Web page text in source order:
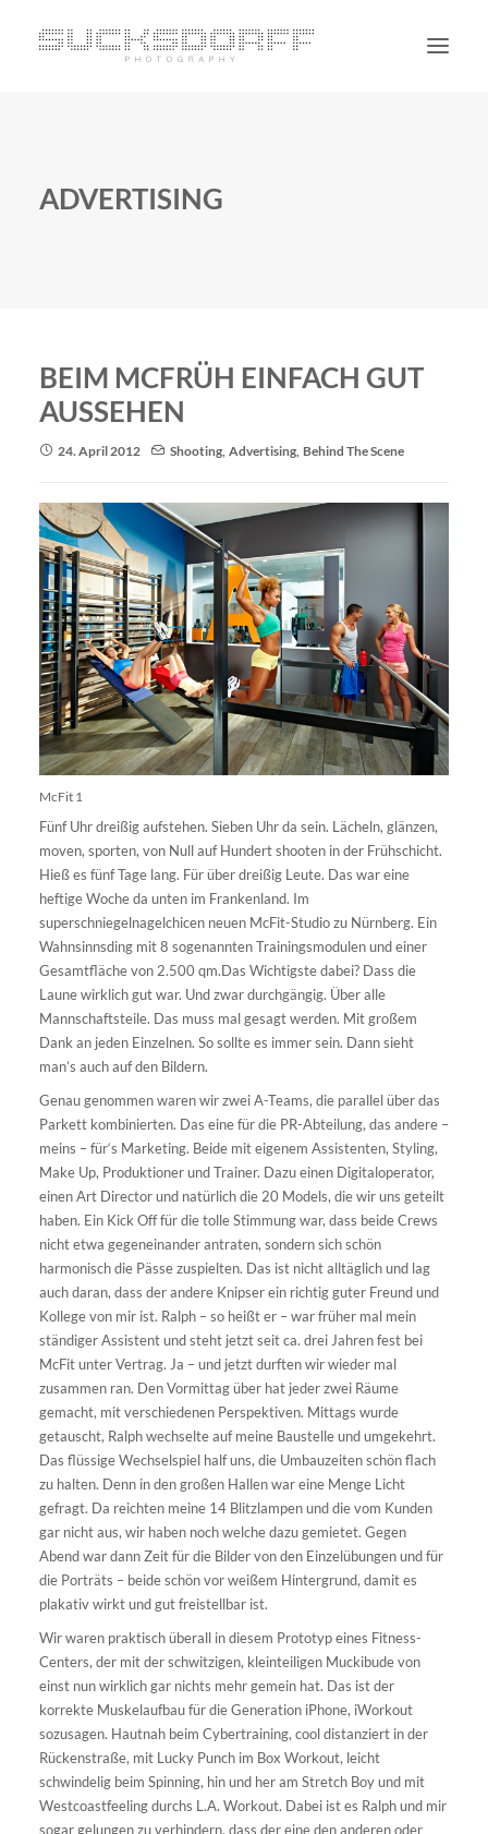
ADVERTISING
BEIM MCFRÜH EINFACH GUT
AUSSEHEN
24. April 2012 Shooting, Advertising, Behind The Scene
McFit 1
Fünf Uhr dreißig aufstehen. Sieben Uhr da sein. Lächeln, glänzen,
moven, sporten, von Null auf Hundert shooten in der Frühschicht.
Hieß es fünf Tage lang. Für über dreißig Leute. Das war eine
heftige Woche da unten im Frankenland. Im
superschniegelnagelchicen neuen McFit-Studio zu Nürnberg. Ein
Wahnsinnsding mit 8 sogenannten Trainingsmodulen und einer
Gesamtfläche von 2.500 qm.Das Wichtigste dabei? Dass die
Laune wirklich gut war. Und zwar durchgängig. Über alle
Mannschaftsteile. Das muss mal gesagt werden. Mit großem
Dank an jeden Einzelnen. So sollte es immer sein. Dann sieht
man’s auch auf den Bildern.
Genau genommen waren wir zwei A-Teams, die parallel über das
Parkett kombinierten. Das eine für die PR-Abteilung, das andere –
meins – für‘s Marketing. Beide mit eigenem Assistenten, Styling,
Make Up, Produktioner und Trainer. Dazu einen Digitaloperator,
einen Art Director und natürlich die 20 Models, die wir uns geteilt
haben. Ein Kick Off für die tolle Stimmung war, dass beide Crews
nicht etwa gegeneinander antraten, sondern sich schön
harmonisch die Pässe zuspielten. Das ist nicht alltäglich und lag
auch daran, dass der andere Knipser ein richtig guter Freund und
Kollege von mir ist. Ralph – so heißt er – war früher mal mein
ständiger Assistent und steht jetzt seit ca. drei Jahren fest bei
McFit unter Vertrag. Ja – und jetzt durften wir wieder mal
zusammen ran. Den Vormittag über hat jeder zwei Räume
gemacht, mit verschiedenen Perspektiven. Mittags wurde
getauscht, Ralph wechselte auf meine Baustelle und umgekehrt.
Das flüssige Wechselspiel half uns, die Umbauzeiten schön flach
zu halten. Denn in den großen Hallen war eine Menge Licht
gefragt. Da reichten meine 14 Blitzlampen und die vom Kunden
gar nicht aus, wir haben noch welche dazu gemietet. Gegen
Abend war dann Zeit für die Bilder von den Einzelübungen und für
die Porträts – beide schön vor weißem Hintergrund, damit es
plakativ wirkt und gut freistellbar ist.
Wir waren praktisch überall in diesem Prototyp eines Fitness-
Centers, der mit der schwitzigen, kleinteiligen Muckibude von
einst nun wirklich gar nichts mehr gemein hat. Das ist der
korrekte Muskelaufbau für die Generation iPhone, iWorkout
sozusagen. Hautnah beim Cybertraining, cool distanziert in der
Rückenstraße, mit Lucky Punch im Box Workout, leicht
schwindelig beim Spinning, hin und her am Stretch Boy und mit
Westcoastfeeling durchs L.A. Workout. Dabei ist es Ralph und mir
sogar gelungen zu verhindern, dass der eine den anderen oder